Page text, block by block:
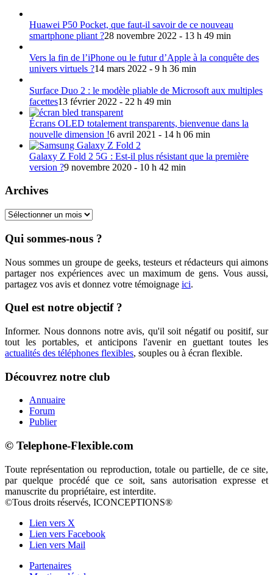
Huawei P50 Pocket, que faut-il savoir de ce nouveau
smartphone pliant ?28 novembre 2022 - 13 h 49 min
Vers la fin de l’iPhone ou le futur d’Apple à la conquête des
univers virtuels ?14 mars 2022 - 9 h 36 min
Surface Duo 2 : le modèle pliable de Microsoft aux multiples
facettes13 février 2022 - 22 h 49 min
Écrans OLED totalement transparents, bienvenue dans la
nouvelle dimension !6 avril 2021 - 14 h 06 min
Galaxy Z Fold 2 5G : Est-il plus résistant que la première
version ?9 novembre 2020 - 10 h 42 min
Archives
Archives
Qui sommes-nous ?
Nous sommes un groupe de geeks, testeurs et rédacteurs qui aimons
partager nos expériences avec un maximum de gens. Vous aussi,
partagez vos avis et donnez votre témoignage ici.
Quel est notre objectif ?
Informer. Nous donnons notre avis, qu'il soit négatif ou positif, sur
tout les portables, et anticipons l'avenir en guettant toutes les
actualités des téléphones flexibles, souples ou à écran flexible.
Découvrez notre club
Annuaire
Forum
Publier
© Telephone-Flexible.com
Toute représentation ou reproduction, totale ou partielle, de ce site,
par quelque procédé que ce soit, sans autorisation expresse et
manuscrite du propriétaire, est interdite.
©Tous droits réservés, ICONCEPTIONS®
Lien vers X
Lien vers Facebook
Lien vers Mail
Partenaires